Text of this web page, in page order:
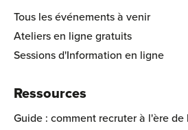
Tous les événements à venir
Ateliers en ligne gratuits
Sessions d'Information en ligne
Ressources
Guide : comment recruter à l'ère de